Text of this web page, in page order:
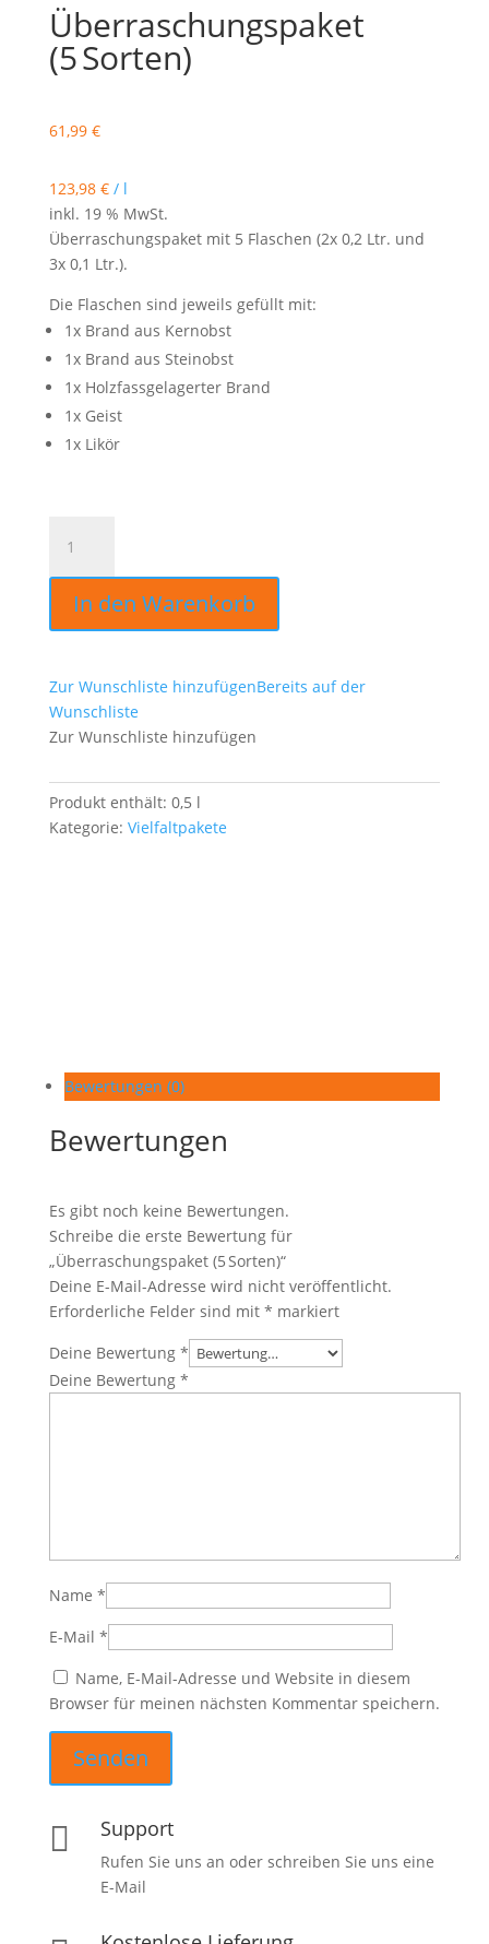
Überraschungspaket
(5 Sorten)
61,99 €
123,98 €/ l
inkl. 19 % MwSt.
Überraschungspaket mit 5 Flaschen (2x 0,2 Ltr. und
3x 0,1 Ltr.).
Die Flaschen sind jeweils gefüllt mit:
1x Brand aus Kernobst
1x Brand aus Steinobst
1x Holzfassgelagerter Brand
1x Geist
1x Likör
(5 Sorten)
Menge
In den Warenkorb
Zur Wunschliste hinzufügenBereits auf der
Wunschliste
Zur Wunschliste hinzufügen
Produkt enthält: 0,5 l
Kategorie: Vielfaltpakete
Bewertungen (0)
Bewertungen
Es gibt noch keine Bewertungen.
Schreibe die erste Bewertung für
„Überraschungspaket (5 Sorten)“
Deine E-Mail-Adresse wird nicht veröffentlicht.
Erforderliche Felder sind mit * markiert
Deine Bewertung *
Deine Bewertung *
Name *
E-Mail *
Name, E-Mail-Adresse und Website in diesem
Browser für meinen nächsten Kommentar speichern.
 Support
Rufen Sie uns an oder schreiben Sie uns eine
E-Mail